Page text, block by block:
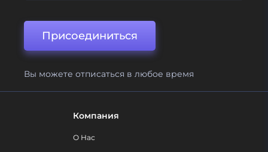
Присоединиться
Вы можете отписаться в любое время
Компания
О Нас